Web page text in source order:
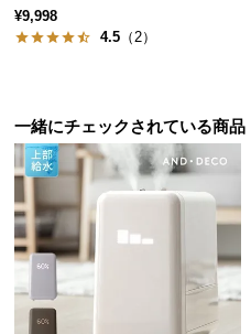
客
様
お
知
ら
せ
¥9,998
4.5 （2）
一緒にチェックされている商品